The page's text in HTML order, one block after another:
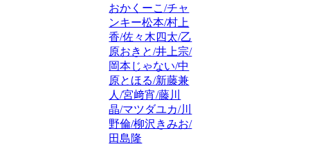
おかくーこ/チャ
ンキー松本/村上
香/佐々木四太/乙
原おきと/井上宗/
岡本じゃない/中
原とほる/新藤兼
人/宮﨑宵/藤川
晶/マツダユカ/川
野倫/柳沢きみお/
田島隆